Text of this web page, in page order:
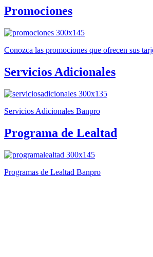
Promociones
Conozca las promociones que ofrecen sus
Servicios Adicionales
Servicios Adicionales Banpro
Programa de Lealtad
Programas de Lealtad Banpro